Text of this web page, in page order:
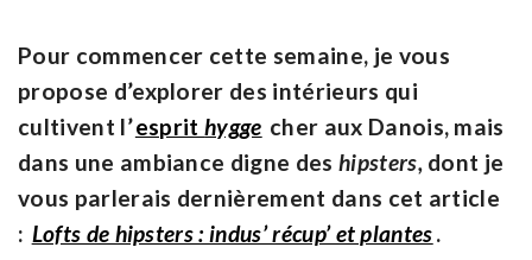
Pour commencer cette semaine, je vous
propose d’explorer des intérieurs qui
cultivent l’esprithygge cher aux Danois, mais
dans une ambiance digne des hipsters,dont je
vous parlerais dernièrement dans cet article
: Lofts de hipsters : indus’ récup’ et plantes.